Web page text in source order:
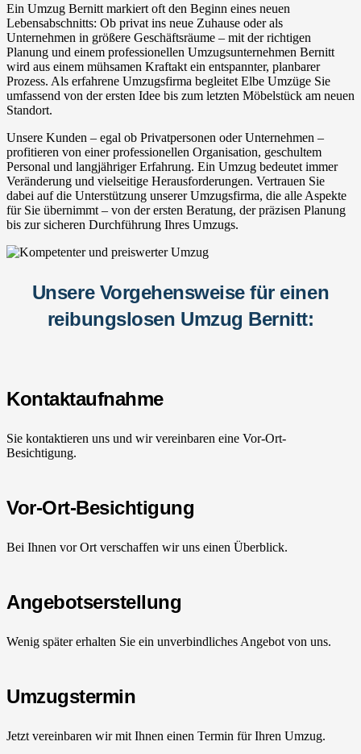
Ein Umzug Bernitt markiert oft den Beginn eines neuen
Lebensabschnitts: Ob privat ins neue Zuhause oder als
Unternehmen in größere Geschäftsräume – mit der richtigen
Planung und einem professionellen Umzugsunternehmen Bernitt
wird aus einem mühsamen Kraftakt ein entspannter, planbarer
Prozess. Als erfahrene Umzugsfirma begleitet Elbe Umzüge Sie
umfassend von der ersten Idee bis zum letzten Möbelstück am neuen
Standort.
Unsere Kunden – egal ob Privatpersonen oder Unternehmen –
profitieren von einer professionellen Organisation, geschultem
Personal und langjähriger Erfahrung. Ein Umzug bedeutet immer
Veränderung und vielseitige Herausforderungen. Vertrauen Sie
dabei auf die Unterstützung unserer Umzugsfirma, die alle Aspekte
für Sie übernimmt – von der ersten Beratung, der präzisen Planung
bis zur sicheren Durchführung Ihres Umzugs.
Unsere Vorgehensweise für einen
reibungslosen Umzug Bernitt:
Kontaktaufnahme
Sie kontaktieren uns und wir vereinbaren eine Vor-Ort-
Besichtigung.
Vor-Ort-Besichtigung
Bei Ihnen vor Ort verschaffen wir uns einen Überblick.
Angebotserstellung
Wenig später erhalten Sie ein unverbindliches Angebot von uns.
Umzugstermin
Jetzt vereinbaren wir mit Ihnen einen Termin für Ihren Umzug.